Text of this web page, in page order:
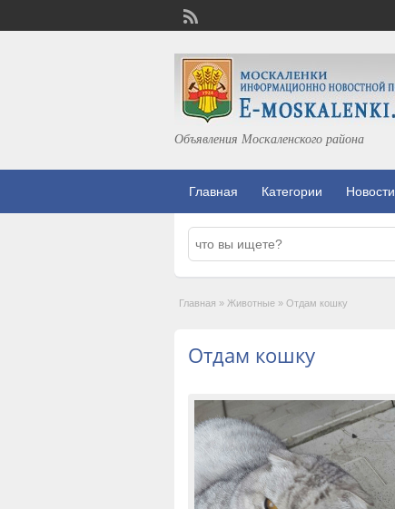
Объявления Москаленского района
Главная Категории Новости
Главная » Животные » Отдам кошку
Отдам кошку